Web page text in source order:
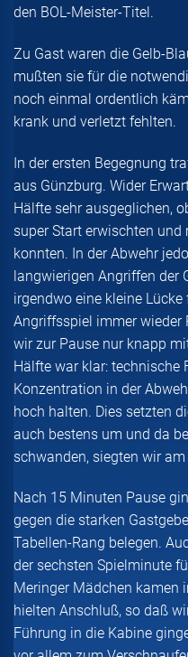
den BOL-Meister-Titel.
Zu Gast waren die Gelb-
mußten sie für die
noch einmal ordentlich
krank und verletzt fehlten.
In der ersten Begegnung
aus Günzburg. Wider
Hälfte sehr ausgeglichen,
super Start erwischten
konnten. In der Abwehr
langwierigen Angriffen der
irgendwo eine kleine
Angriffsspiel immer wieder
wir zur Pause nur knapp
Hälfte war klar: technische
Konzentration in der
hoch halten. Dies setzten
auch bestens um und da
schwanden, siegten wir
Nach 15 Minuten Pause
gegen die starken
Tabellen-Rang belegen.
der sechsten Spielminute
Meringer Mädchen kamen
hielten Anschluß, so daß
Führung in die Kabine